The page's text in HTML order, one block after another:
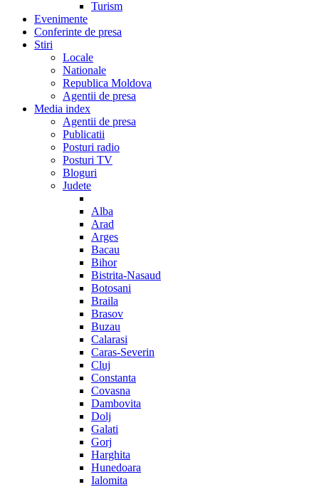
Turism
Evenimente
Conferinte de presa
Stiri
Locale
Nationale
Republica Moldova
Agentii de presa
Media index
Agentii de presa
Publicatii
Posturi radio
Posturi TV
Bloguri
Judete
Alba
Arad
Arges
Bacau
Bihor
Bistrita-Nasaud
Botosani
Braila
Brasov
Buzau
Calarasi
Caras-Severin
Cluj
Constanta
Covasna
Dambovita
Dolj
Galati
Gorj
Harghita
Hunedoara
Ialomita